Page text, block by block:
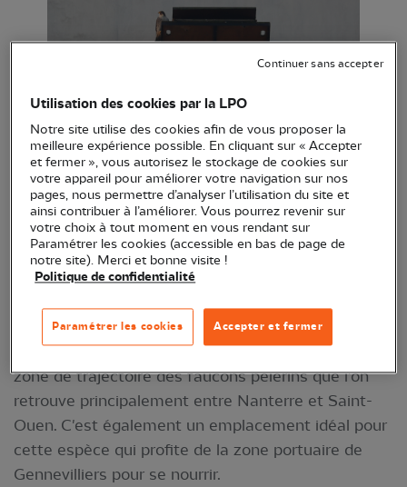
© Vincent Limagne
Vincent Limagne et Laurent Thibedore, bénévoles
actifs à la LPO Ile-de-France, ont suivi avec ferveur
le projet de pose de nichoir àFaucon pèlerinà
Colombes depuis son élaboration.
Pourquoi cet emplacement ?
La Tour Z de Colombes se situe parfaitement sur la
zone de trajectoire des faucons pèlerins que l'on
retrouve principalement entre Nanterre et Saint-
Ouen. C'est également un emplacement idéal pour
cette espèce qui profite de la zone portuaire de
Gennevilliers pour se nourrir.
Utilisation des cookies par la LPO
Notre site utilise des cookies afin de vous proposer la
meilleure expérience possible. En cliquant sur « Accepter
et fermer », vous autorisez le stockage de cookies sur
votre appareil pour améliorer votre navigation sur nos
pages, nous permettre d’analyser l’utilisation du site et
ainsi contribuer à l’améliorer. Vous pourrez revenir sur
votre choix à tout moment en vous rendant sur
Paramétrer les cookies (accessible en bas de page de
notre site). Merci et bonne visite !
Politique de confidentialité
Accepter et fermer
Paramétrer les cookies
Continuer sans accepter